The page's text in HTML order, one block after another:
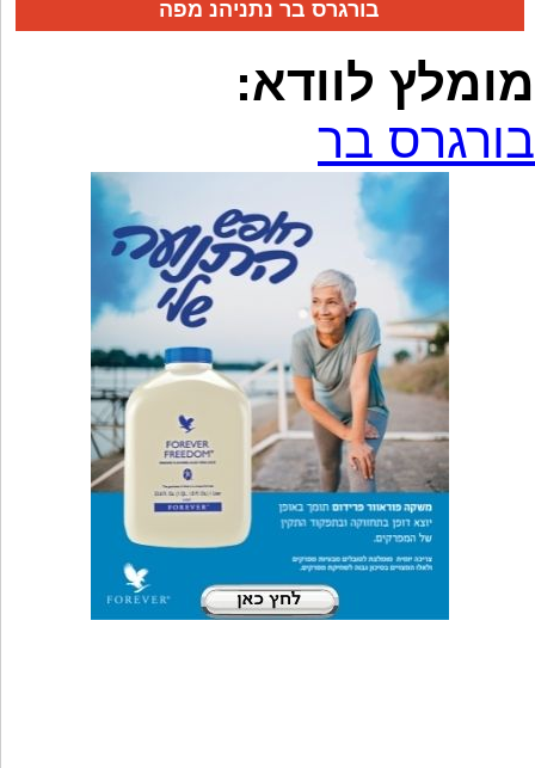
בורגרס בר נתניהנ מפה
מומלץ לוודא:
בורגרס בר